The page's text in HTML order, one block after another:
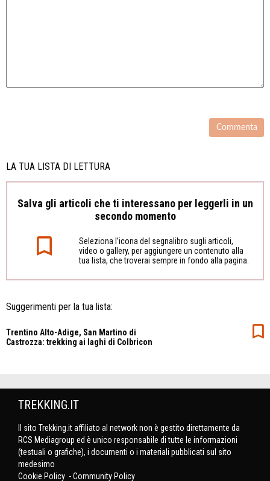
LA TUA LISTA DI LETTURA
Salva gli articoli che ti interessano per leggerli in un
secondo momento
Seleziona l’icona del segnalibro sugli articoli,
video o gallery, per aggiungere un contenuto alla
tua lista, che troverai sempre in fondo alla pagina.
Suggerimenti per la tua lista:
Trentino Alto-Adige, San Martino di
Castrozza: trekking ai laghi di Colbricon
TREKKING.IT
Il sito Trekking.it affiliato al network non è gestito direttamente da
RCS Mediagroup ed è unico responsabile di tutte le informazioni
(testuali o grafiche), i documenti o i materiali pubblicati sul sito
medesimo
Cookie Policy -Community Policy